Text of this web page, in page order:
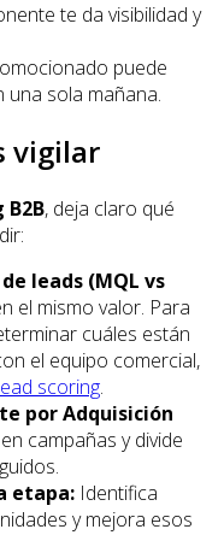
te da visibilidad y
puede
sola mañana.
vigilar
, deja claro qué
leads (MQL vs
el mismo valor. Para
cuáles están
el equipo comercial,
scoring.
por Adquisición
campañas y divide
etapa: Identifica
y mejora esos